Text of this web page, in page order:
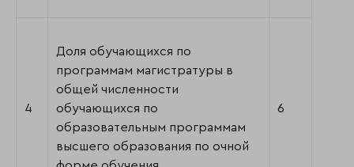
4
Доля обучающихся по
программам магистратуры в
общей численности
обучающихся по
образовательным программам
высшего образования по очной
6